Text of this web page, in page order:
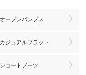
オープンパンプス
カジュアルフラット
ショートブーツ